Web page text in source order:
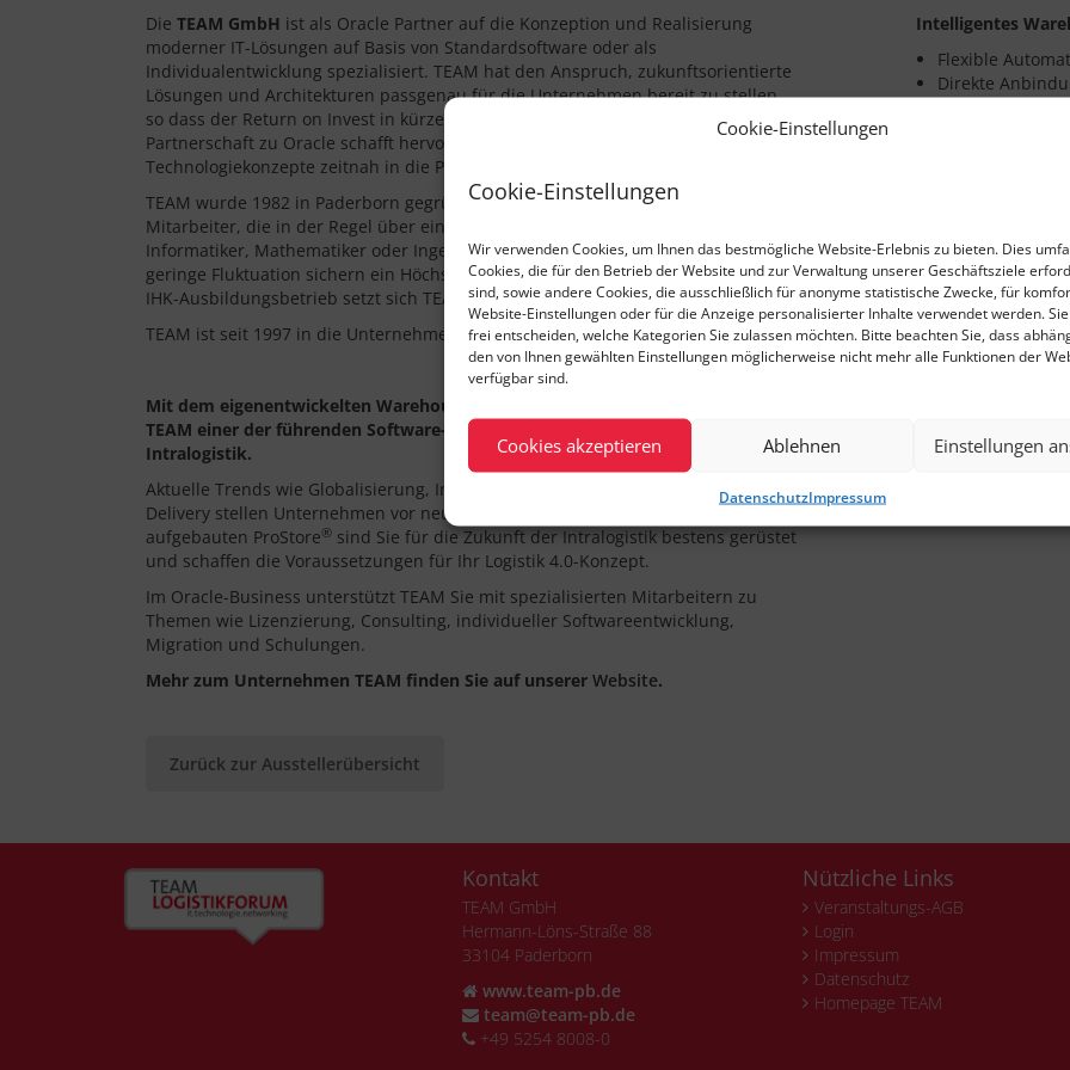
Cookie-Einstellungen
Cookie-Einstellungen
Wir verwenden Cookies, um Ihnen das bestmögliche Website-Erlebnis zu bieten. Dies
Cookies, die für den Betrieb der Website und zur Verwaltung unserer Geschäftsziele
sind, sowie andere Cookies, die ausschließlich für anonyme statistische Zwecke, für
Website-Einstellungen oder für die Anzeige personalisierter Inhalte verwendet werden.
frei entscheiden, welche Kategorien Sie zulassen möchten. Bitte beachten Sie, dass
den von Ihnen gewählten Einstellungen möglicherweise nicht mehr alle Funktionen der
verfügbar sind.
Cookies akzeptieren Ablehnen Einstellungen
DatenschutzImpressum
Die TEAM GmbH ist als Oracle Partner auf die Konzeption und Realisierung
moderner IT-Lösungen auf Basis von Standardsoftware oder als
Individualentwicklung spezialisiert. TEAM hat den Anspruch, zukunftsorientierte
Lösungen und Architekturen passgenau für die Unternehmen bereit zu stellen,
so dass der Return on Invest in kürzester Zeit erfolgen kann. Die enge
Partnerschaft zu Oracle schafft hervorragende Möglichkeiten, neueste
Technologiekonzepte zeitnah in die Praxis zu überführen.
TEAM wurde 1982 in Paderborn gegründet und beschäftigt heute 100
Mitarbeiter, die in der Regel über einen akademischen Abschluss als
Informatiker, Mathematiker oder Ingenieure verfügen. Kontinuität und eine
geringe Fluktuation sichern ein Höchstmaß an Kompetenz in den Projekten. Als
IHK-Ausbildungsbetrieb setzt sich TEAM aktiv für die Nachwuchsförderung ein.
TEAM ist seit 1997 in die Unternehmensgruppe Materna integriert.
Mit dem eigenentwickelten Warehouse Management System ProStore
TEAM einer der führenden Software-Anbieter für innovative Lösungen in der
Intralogistik.
Aktuelle Trends wie Globalisierung, Industrie 4.0, E-Commerce oder Same-Day-
Delivery stellen Unternehmen vor neue Herausforderungen. Mit dem modular
aufgebauten ProStore® sind Sie für die Zukunft der Intralogistik bestens gerüstet
und schaffen die Voraussetzungen für Ihr Logistik 4.0-Konzept.
Im Oracle-Business unterstützt TEAM Sie mit spezialisierten Mitarbeitern zu
Themen wie Lizenzierung, Consulting, individueller Softwareentwicklung,
Migration und Schulungen.
Mehr zum Unternehmen TEAM finden Sie auf unserer Website.
Intelligentes
Flexible
Direkte
Innovative
Beleglose
Perfekte
Dynamische
der Cloud
Das Video wird
geladen und
Zurück zur Ausstellerübersicht
Kontakt
TEAM GmbH
Hermann-Löns-Straße 88
33104 Paderborn
www.team-pb.de
team@team-pb.de
+49 5254 8008-0
Nützliche Links
Veranstaltungs-AGB
Login
Impressum
Datenschutz
Homepage TEAM